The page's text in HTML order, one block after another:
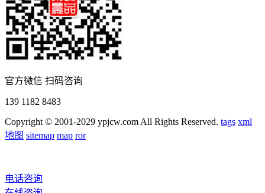
官方微信 扫码咨询
139 1182 8483
Copyright © 2001-2029 ypjcw.com All Rights Reserved. tags xml
地图 sitemap map ror
电话咨询